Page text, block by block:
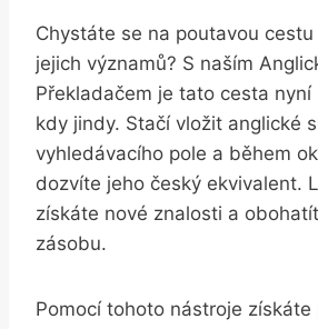
Chystáte se na poutavou
jejich významů? S naším
Překladačem je tato cesta nyní
kdy jindy. Stačí vložit anglické
vyhledávacího pole a během
dozvíte jeho český ekvivalent.
získáte nové znalosti a
zásobu.
Pomocí tohoto nástroje získáte